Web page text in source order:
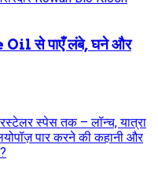
से पाएँ लंबे, घने और